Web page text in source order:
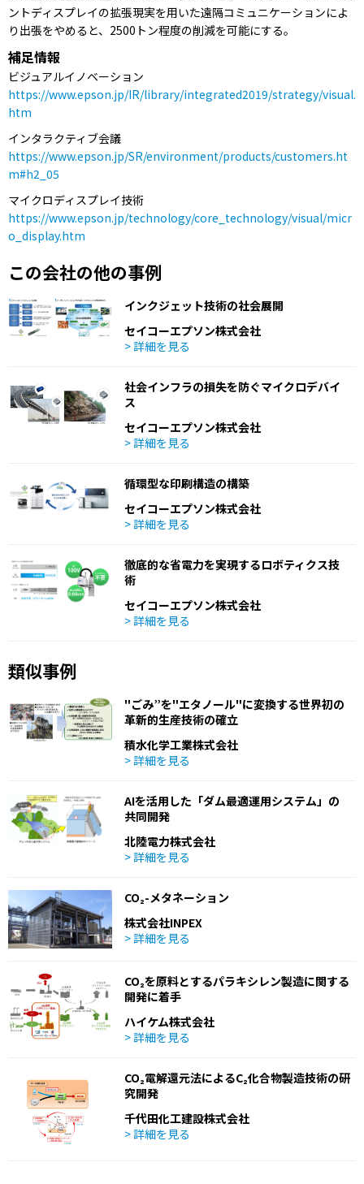
ントディスプレイの拡張現実を用いた遠隔コミュニケーションによ
り出張をやめると、2500トン程度の削減を可能にする。
補足情報
ビジュアルイノベーション
https://www.epson.jp/IR/library/integrated2019/strategy/visual.
htm
インタラクティブ会議
https://www.epson.jp/SR/environment/products/customers.ht
m#h2_05
マイクロディスプレイ技術
https://www.epson.jp/technology/core_technology/visual/micr
o_display.htm
この会社の他の事例
インクジェット技術の社会展開
セイコーエプソン株式会社
> 詳細を見る
社会インフラの損失を防ぐマイクロデバイ
ス
セイコーエプソン株式会社
> 詳細を見る
循環型な印刷構造の構築
セイコーエプソン株式会社
> 詳細を見る
徹底的な省電力を実現するロボティクス技
術
セイコーエプソン株式会社
> 詳細を見る
類似事例
"ごみ”を"エタノール"に変換する世界初の
革新的生産技術の確立
積水化学工業株式会社
> 詳細を見る
AIを活用した「ダム最適運用システム」の
共同開発
北陸電力株式会社
> 詳細を見る
CO₂-メタネーション
株式会社INPEX
> 詳細を見る
CO₂を原料とするパラキシレン製造に関する
開発に着手
ハイケム株式会社
> 詳細を見る
CO₂電解還元法によるC₂化合物製造技術の研
究開発
千代田化工建設株式会社
> 詳細を見る